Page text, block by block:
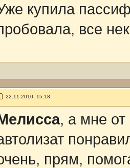
купила
все
22.11.2010, 15:18
, а мне
прям,